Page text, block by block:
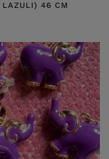
LAZULI) 46 CM